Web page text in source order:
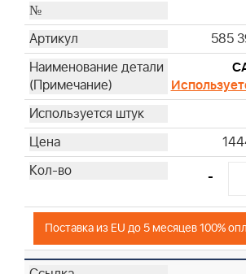
585
-
Поставка из EU до 5 месяцев 100%